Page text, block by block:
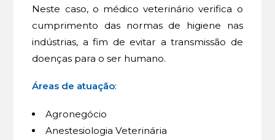
Neste caso, o médico veterinário verifica o
cumprimento das normas de higiene nas
indústrias, a fim de evitar a transmissão de
doenças para o ser humano.
Áreas de atuação:
Agronegócio
Anestesiologia Veterinária